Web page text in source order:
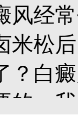
风经
米松
？白
的，